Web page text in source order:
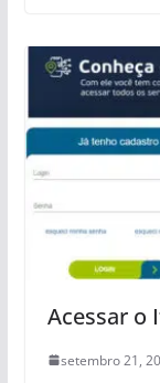
Acessar o
setembro 21,